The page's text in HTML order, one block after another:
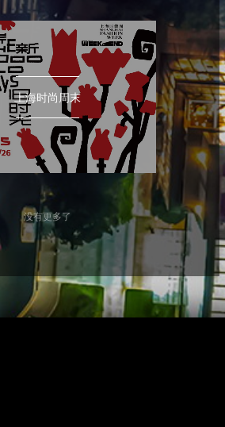
上海时尚周末
没有更多了